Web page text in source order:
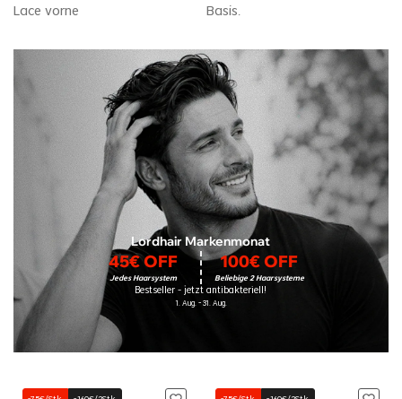
Lordhair Markenmonat
45€ OFF
Jedes Haarsystem
100€ OFF
Beliebige 2 Haarsysteme
Bestseller – jetzt antibakteriell!
1. Aug. – 31. Aug.
Lace vorne
Basis.